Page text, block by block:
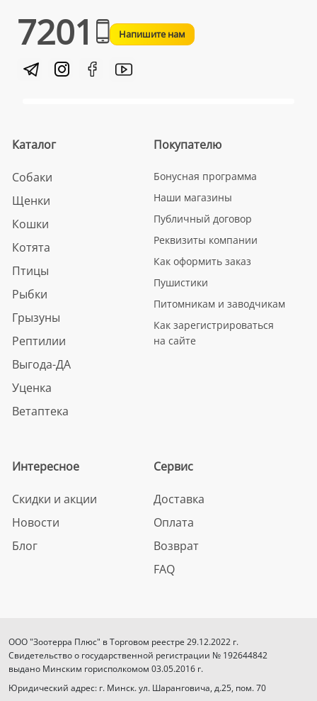
7201 Напишите нам
Каталог
Собаки
Щенки
Кошки
Котята
Птицы
Рыбки
Грызуны
Рептилии
Выгода-ДА
Уценка
Ветаптека
Покупателю
Бонусная программа
Наши магазины
Публичный договор
Реквизиты компании
Как оформить заказ
Пушистики
Питомникам и заводчикам
Как зарегистрироваться
на сайте
Интересное
Скидки и акции
Новости
Блог
Сервис
Доставка
Оплата
Возврат
FAQ
ООО "Зоотерра Плюс" в Торговом реестре 29.12.2022 г.
Свидетельство о государственной регистрации № 192644842
выдано Минским горисполкомом 03.05.2016 г.
Юридический адрес: г. Минск. ул. Шаранговича, д.25, пом. 70